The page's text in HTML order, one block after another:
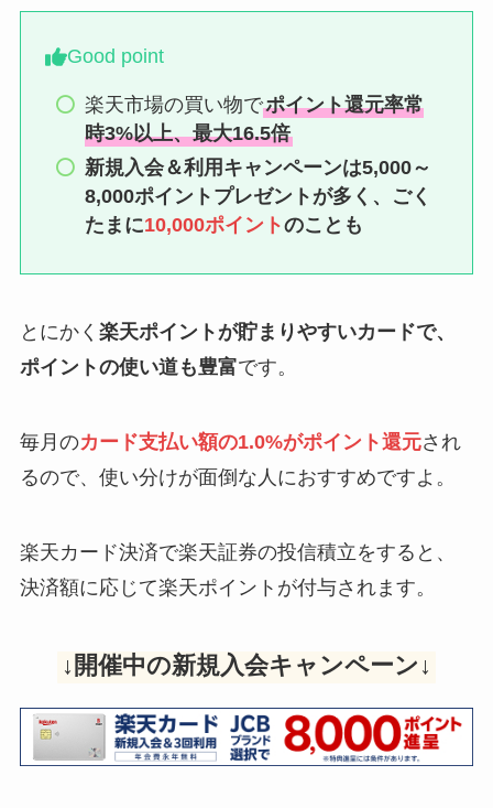
Good point
楽天市場の買い物でポイント還元率常
時3%以上、最大16.5倍
新規入会＆利用キャンペーンは5,000～
8,000ポイントプレゼントが多く、ごく
たまに10,000ポイントのことも
とにかく 楽天ポイントが貯まりやすいカードで、
ポイントの使い道も豊富です。
毎月のカード支払い額の1.0%がポイント還元され
るので、使い分けが面倒な人におすすめですよ。
楽天カード決済で楽天証券の投信積立をすると、
決済額に応じて楽天ポイントが付与されます。
↓開催中の新規入会キャンペーン↓